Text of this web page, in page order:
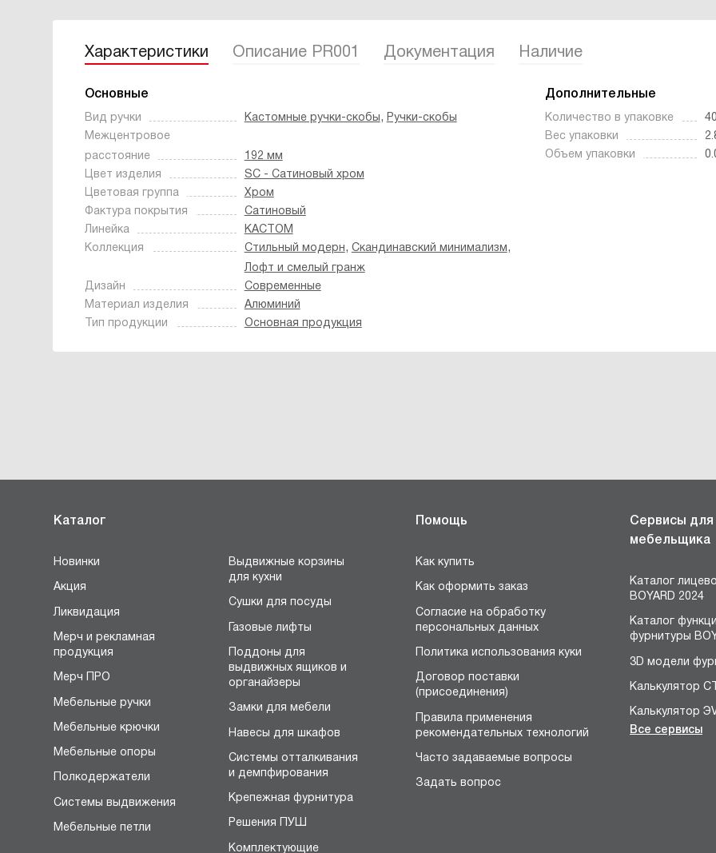
Характеристики Описание PR001 Документация Наличие
Основные
Вид ручки Кастомные ручки-скобы, Ручки-скобы
Межцентровое
расстояние
192 мм
Цвет изделия
SC - Сатиновый хром
Цветовая группа
Хром
Фактура покрытия
Сатиновый
Линейка
КАСТОМ
Коллекция
Стильный модерн, Скандинавский минимализм,
Лофт и смелый гранж
Дизайн
Современные
Материал изделия
Алюминий
Тип продукции
Основная продукция
Дополнительные
Количество в упаковке
40
Вес упаковки
Объем упаковки
Каталог
Новинки
Акция
Ликвидация
Мерч и рекламная
продукция
Мерч ПРО
Мебельные ручки
Мебельные крючки
Мебельные опоры
Полкодержатели
Системы выдвижения
Мебельные петли
Выдвижные корзины
для кухни
Сушки для посуды
Газовые лифты
Поддоны для
выдвижных ящиков и
органайзеры
Замки для мебели
Навесы для шкафов
Системы отталкивания
и демпфирования
Крепежная фурнитура
Решения ПУШ
Комплектующие
Помощь
Как купить
Как оформить заказ
Согласие на обработку
персональных данных
Политика использования куки
Договор поставки
(присоединения)
Правила применения
рекомендательных технологий
Часто задаваемые вопросы
Задать вопрос
Сервисы для
мебельщика
Каталог
BOYARD 2024
Каталог
фурнитуры
3D модели
Калькулятор
Калькулятор
Конструктор
Все сервисы